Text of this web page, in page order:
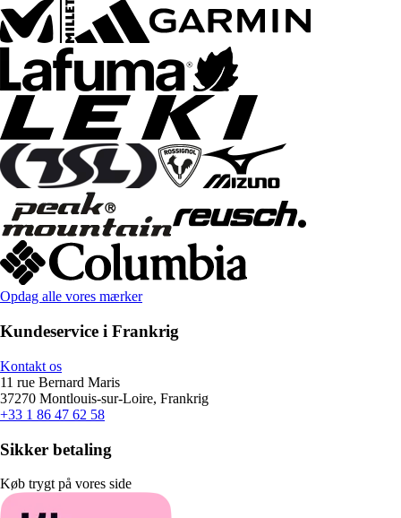
Opdag alle vores mærker
Kundeservice i Frankrig
Kontakt os
11 rue Bernard Maris
37270 Montlouis-sur-Loire, Frankrig
+33 1 86 47 62 58
Sikker betaling
Køb trygt på vores side